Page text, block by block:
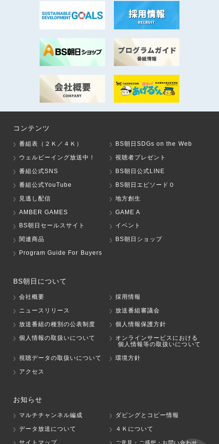
コンテンツ
番組表（２Ｋ／４Ｋ）
BS朝日SDGs on the Web
ウェルビーイング放送中！
視聴者プレゼント
番組公式SNS
BS朝日公式LINE
番組公式YouTube
BS朝日エピソード０
見逃し配信
地方創生
AMBER GAMES
GAME A
BS朝日セールスサイト
イベント
関連商品
BS朝日ショップ
Program Guide For Buyers
BS朝日について
会社概要
採用情報
ニュースリリース
放送番組審議会
放送番組の種別の公表制度
個人情報保護方針
個人情報の取扱いについて
オンラインサービスにおける
個人情報等の取扱いについて
視聴データの取扱いについて
環境方針
アクセス
お知らせ
マルチチャンネル編成
ダビングとコピー情報
データ放送について
４Ｋについて
サイトマップ
ご意見・ご感想・お問い合わせ